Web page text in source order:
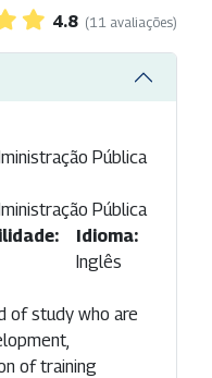
4.8 (11 avaliações)
Pública
Pública
Idioma:
Inglês
of study who are
of training